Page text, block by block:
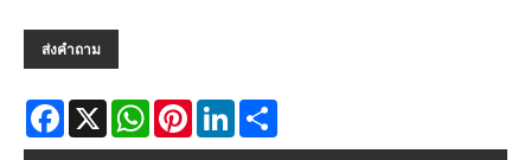
ส่งคำถาม
Facebook
X WhatsAppPinterestLinkedIn